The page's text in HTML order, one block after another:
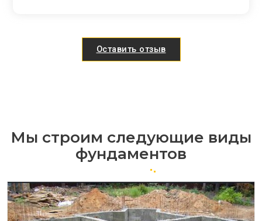
Оставить отзыв
Мы строим следующие виды
фундаментов